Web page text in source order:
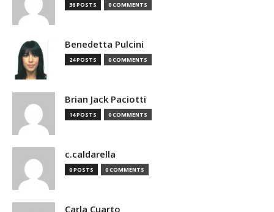
36 POSTS 0 COMMENTS
Benedetta Pulcini
24 POSTS 0 COMMENTS
Brian Jack Paciotti
14 POSTS 0 COMMENTS
c.caldarella
0 POSTS 0 COMMENTS
Carla Cuarto